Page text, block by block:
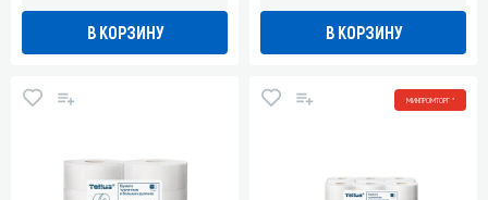
В КОРЗИНУ В КОРЗИНУ
МИНПРОМТОРГ *